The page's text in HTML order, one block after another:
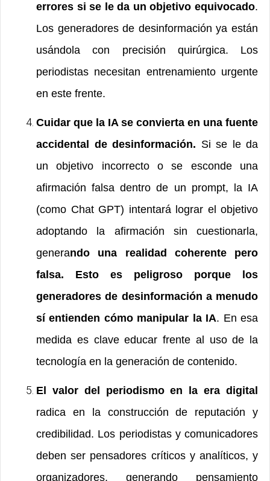
errores si se le da un objetivo equivocado.
Los generadores de desinformación ya están
usándola con precisión quirúrgica. Los
periodistas necesitan entrenamiento urgente
en este frente.
Cuidar que la IA se convierta en una fuente
accidental de desinformación. Si se le da
un objetivo incorrecto o se esconde una
afirmación falsa dentro de un prompt, la IA
(como Chat GPT) intentará lograr el objetivo
adoptando la afirmación sin cuestionarla,
generando una realidad coherente pero
falsa. Esto es peligroso porque los
generadores de desinformación a menudo
sí entienden cómo manipular la IA. En esa
medida es clave educar frente al uso de la
tecnología en la generación de contenido.
El valor del periodismo en la era digital
radica en la construcción de reputación y
credibilidad. Los periodistas y comunicadores
deben ser pensadores críticos y analíticos, y
organizadores, generando pensamiento